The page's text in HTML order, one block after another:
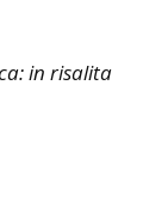
in risalita